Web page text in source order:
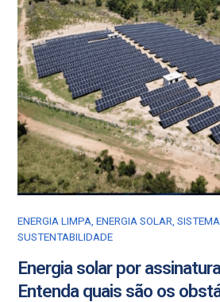
ENERGIA LIMPA,ENERGIA SOLAR,
SUSTENTABILIDADE
Energia solar por
Entenda quais são os